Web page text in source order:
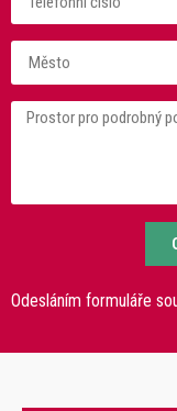
Odesláním formuláře